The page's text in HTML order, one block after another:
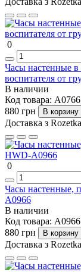
0
Часы настенные в
воспитателя от
В наличии
Код товара: A0766
880 грн
В корзину
Доставка з Rozetka
0
Часы настенные,
A0966
В наличии
Код товара: A0966
880 грн
В корзину
Доставка з Rozetka